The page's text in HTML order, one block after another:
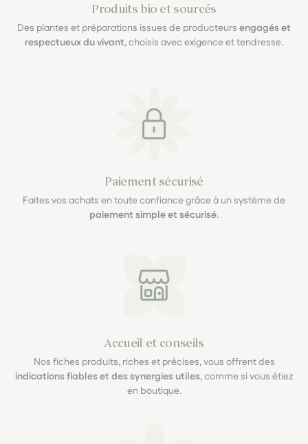
Produits bio et sourcés
Des plantes et préparations issues de producteurs engagés et
respectueux du vivant, choisis avec exigence et tendresse.
Paiement sécurisé
Faites vos achats en toute confiance grâce à un système de
paiement simple et sécurisé.
Accueil et conseils
Nos fiches produits, riches et précises, vous offrent des
indications fiables et des synergies utiles, comme si vous étiez
en boutique.